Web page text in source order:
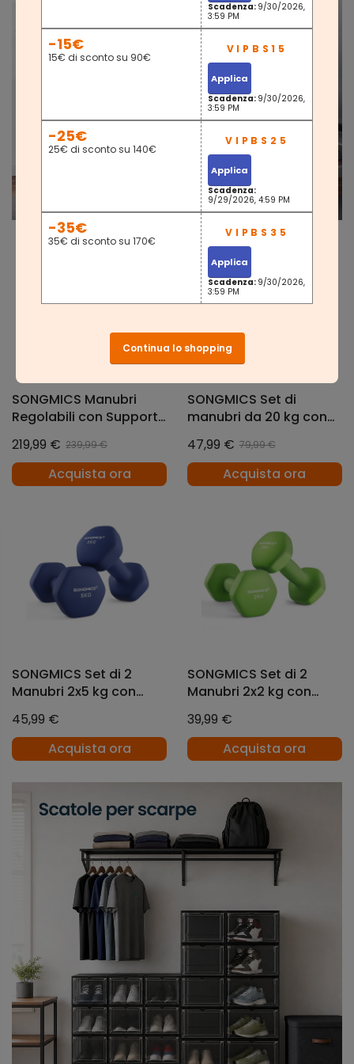
SONGMICS Manubri
Regolabili con Supporto
219,99 € 239,99 €
Acquista ora
SONGMICS Set di
manubri da 20 kg con
47,99 € 79,99 €
Acquista ora
SONGMICS Set di 2
Manubri 2x5 kg con
Porto
45,99 €
Acquista ora
SONGMICS Set di 2
Manubri 2x2 kg con
Verde Lime
39,99 €
Acquista ora
Scadenza: 9/30/2026,
3:59 PM
-15€
15€ di sconto su 90€
Applica
Scadenza: 9/30/2026,
3:59 PM
-25€
25€ di sconto su 140€
Applica
Scadenza:
9/29/2026, 4:59 PM
-35€
35€ di sconto su 170€
Applica
Scadenza: 9/30/2026,
3:59 PM
Continua lo shopping